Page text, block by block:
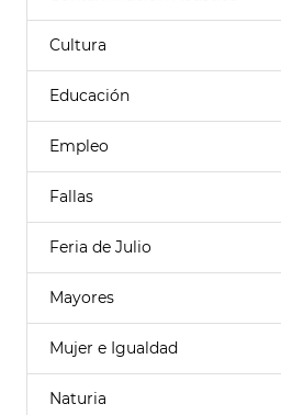
Cultura
Educación
Empleo
Fallas
Feria de Julio
Mayores
Mujer e Igualdad
Naturia